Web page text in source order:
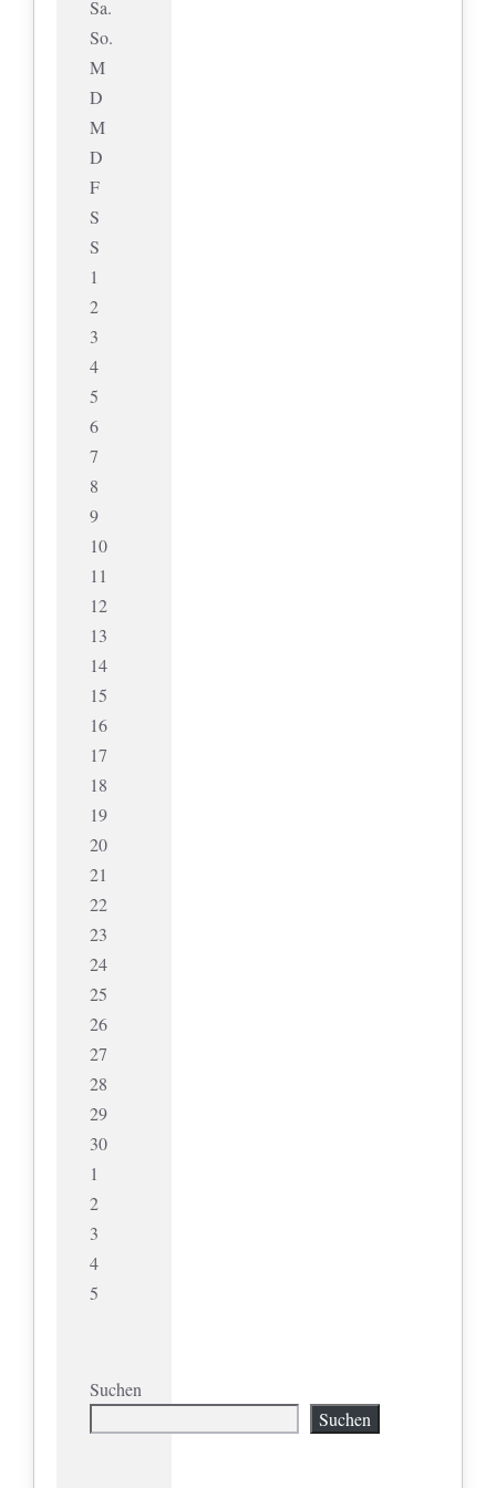
Sa.
So.
M
D
M
D
F
S
S
1
2
3
4
5
6
7
8
9
10
11
12
13
14
15
16
17
18
19
20
21
22
23
24
25
26
27
28
29
30
1
2
3
4
5
Suchen
Suchen